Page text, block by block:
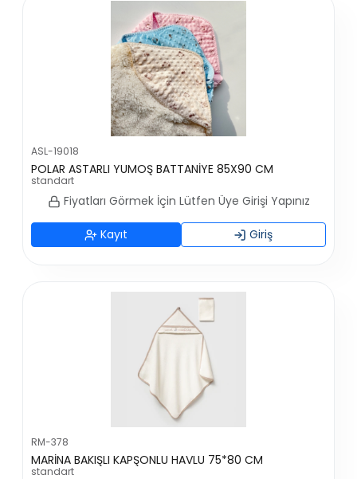
ASL-19018
POLAR ASTARLI YUMOŞ BATTANİYE 85X90 CM
standart
Fiyatları Görmek İçin Lütfen Üye Girişi Yapınız
Kayıt Giriş
RM-378
MARİNA BAKIŞLI KAPŞONLU HAVLU 75*80 CM
standart